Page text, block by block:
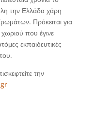
την Ελλάδα χάρη
Πρόκειται για
που έγινε
εκπαιδευτικές
την